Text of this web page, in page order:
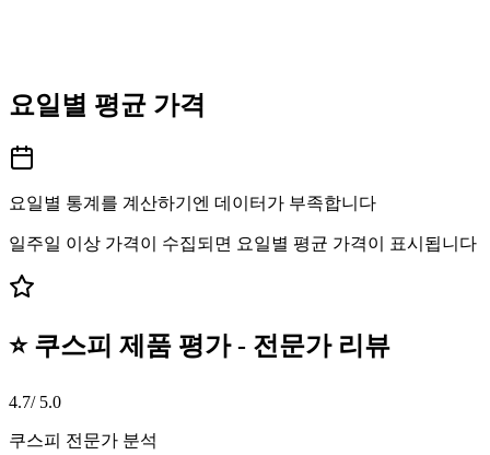
요일별 평균 가격
요일별 통계를 계산하기엔 데이터가 부족합니다
일주일 이상 가격이 수집되면 요일별 평균 가격이 표시됩니다
⭐ 쿠스피 제품 평가 - 전문가 리뷰
4.7/ 5.0
쿠스피 전문가 분석